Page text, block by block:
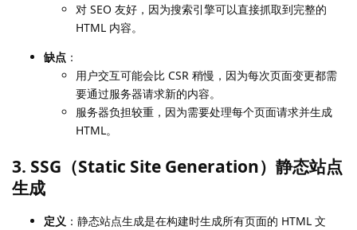
对 SEO 友好，因为搜索引擎可以直接抓取到完整的
HTML 内容。
缺点 ：
用户交互可能会比 CSR 稍慢，因为每次页面变更都需
要通过服务器请求新的内容。
服务器负担较重，因为需要处理每个页面请求并生成
HTML。
3. SSG（Static Site Generation）静态站点
生成
定义 ：静态站点生成是在构建时生成所有页面的 HTML 文